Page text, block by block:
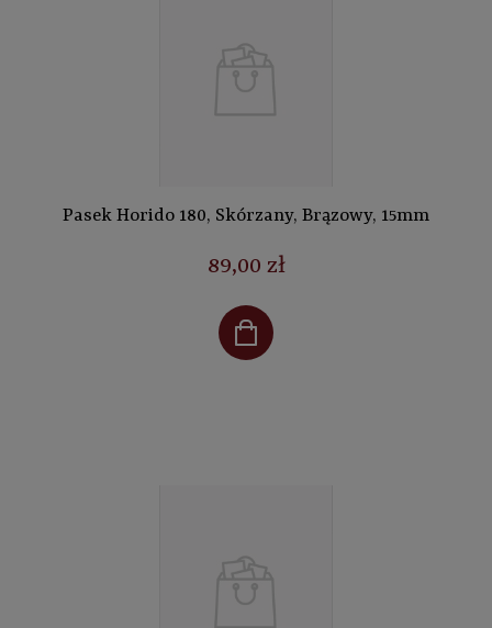
Pasek Horido 180, Skórzany, Brązowy, 15mm
89,00 zł